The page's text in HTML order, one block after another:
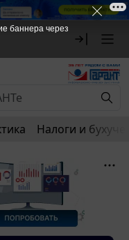
Налоги и
баннера через